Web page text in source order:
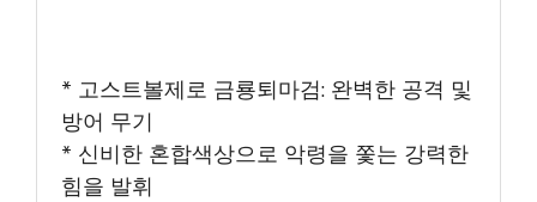
* 고스트볼제로 금룡퇴마검: 완벽한 공격 및
방어 무기
* 신비한 혼합색상으로 악령을 쫓는 강력한
힘을 발휘